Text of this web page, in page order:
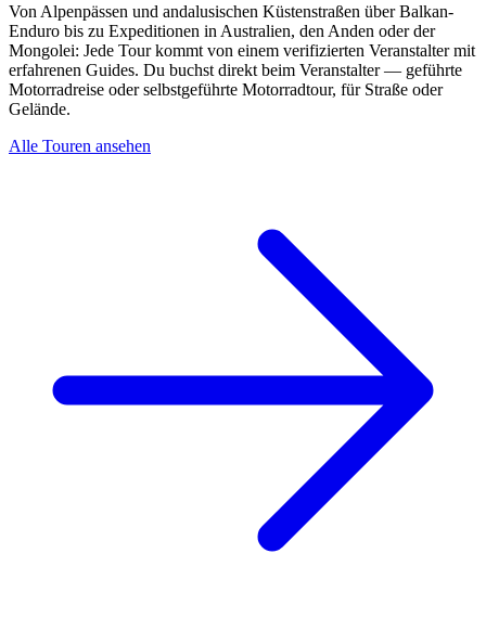
Von Alpenpässen und andalusischen Küstenstraßen über Balkan-
Enduro bis zu Expeditionen in Australien, den Anden oder der
Mongolei: Jede Tour kommt von einem verifizierten Veranstalter mit
erfahrenen Guides. Du buchst direkt beim Veranstalter — geführte
Motorradreise oder selbstgeführte Motorradtour, für Straße oder
Gelände.
Alle Touren ansehen